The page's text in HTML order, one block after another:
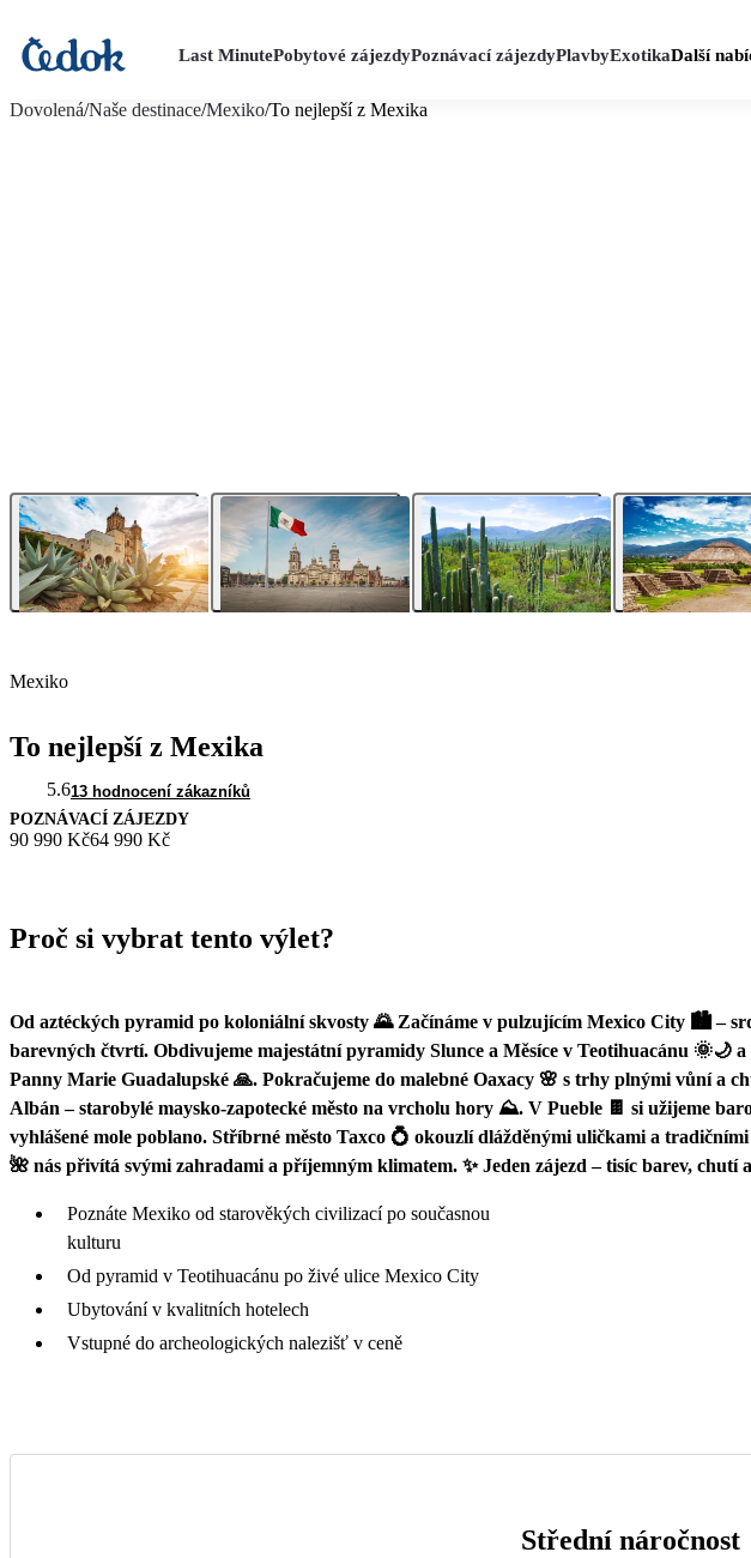
Last MinutePobytové zájezdyPoznávací zájezdyPlavbyExotikaDalší
Dovolená/Naše destinace/Mexiko/To nejlepší z Mexika
Mexiko
To nejlepší z Mexika
5.613 hodnocení zákazníků
POZNÁVACÍ ZÁJEZDY
90 990 Kč64 990 Kč
Proč si vybrat tento výlet?
Od aztéckých pyramid po koloniální skvosty 🌄 Začínáme v pulzujícím Mexico City 🏙️ –
barevných čtvrtí. Obdivujeme majestátní pyramidy Slunce a Měsíce v Teotihuacánu 🌞🌙
Panny Marie Guadalupské 🙏. Pokračujeme do malebné Oaxacy 🌸 s trhy plnými vůní a
Albán – starobylé maysko-zapotecké město na vrcholu hory ⛰️. V Pueble 🍫 si užijeme
vyhlášené mole poblano. Stříbrné město Taxco 💍 okouzlí dlážděnými uličkami a
🌺 nás přivítá svými zahradami a příjemným klimatem. ✨ Jeden zájezd – tisíc barev, chutí
Poznáte Mexiko od starověkých civilizací po současnou
kulturu
Od pyramid v Teotihuacánu po živé ulice Mexico City
Ubytování v kvalitních hotelech
Vstupné do archeologických nalezišť v ceně
Střední náročnost